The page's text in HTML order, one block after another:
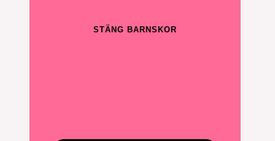
STÄNG BARNSKOR